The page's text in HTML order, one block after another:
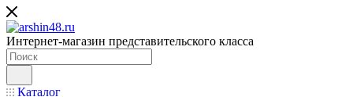
Интернет-магазин представительского класса
Каталог